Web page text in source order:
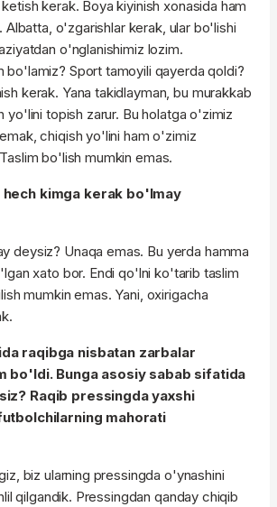
kerak. Boya kiyinish xonasida ham
Albatta, o'zgarishlar kerak, ular bo'lishi
o'nglanishimiz lozim.
bo'lamiz? Sport tamoyili qayerda qoldi?
kerak. Yana takidlayman, bu murakkab
yo'lini topish zarur. Bu holatga o'zimiz
chiqish yo'lini ham o'zimiz
bo'lish mumkin emas.
hech kimga kerak bo'lmay
deysiz? Unaqa emas. Bu yerda hamma
xato bor. Endi qo'lni ko'tarib taslim
mumkin emas. Yani, oxirigacha
raqibga nisbatan zarbalar
bo'ldi. Bunga asosiy sabab sifatida
Raqib pressingda yaxshi
mahorati
biz ularning pressingda o'ynashini
qilgandik. Pressingdan qanday chiqib